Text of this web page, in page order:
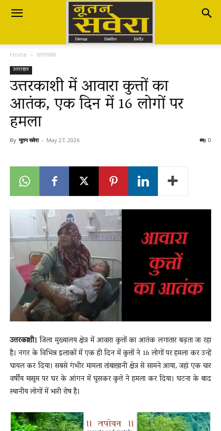
Nutan
Savera
नूतन
सवेरा
Breaking
News
Home उत्तराखंड
उत्तराखंड
उत्तरकाशी में आवारा कुत्तों का
आतंक, एक दिन में 16 लोगों पर
हमला
By नूतन सवेरा - May 27, 2026 0
उत्तरकाशी। जिला मुख्यालय क्षेत्र में आवारा कुत्तों का आतंक लगातार बढ़ता जा रहा
है। नगर के विभिन्न इलाकों में एक ही दिन में कुत्तों ने 16 लोगों पर हमला कर उन्हें
घायल कर दिया। सबसे गंभीर मामला तांबाखानी क्षेत्र से सामने आया, जहां एक चार
वर्षीय मासूम पर घर के आंगन में घुसकर कुत्ते ने हमला कर दिया। घटना के बाद
स्थानीय लोगों में भारी रोष है।